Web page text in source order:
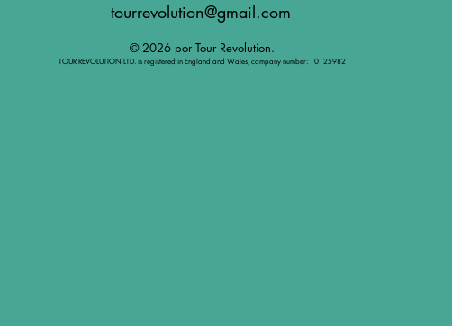
tourrevolution@gmail.com
© 2026 por Tour Revolution.
TOUR REVOLUTION LTD. is registered in England and Wales, company number: 10125982